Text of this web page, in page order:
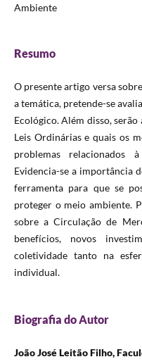
Ambiente
Resumo
O presente artigo versa
a temática, pretende-se
Ecológico. Além disso,
Leis Ordinárias e quais os
problemas relacionados
Evidencia-se a importância
ferramenta para que se
proteger o meio ambiente.
sobre a Circulação de
benefícios, novos
coletividade tanto na
individual.
Biografia do Autor
João José Leitão Filho,